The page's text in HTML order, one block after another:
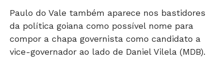
Paulo do Vale também aparece nos bastidores
da política goiana como possível nome para
compor a chapa governista como candidato a
vice-governador ao lado de Daniel Vilela (MDB).